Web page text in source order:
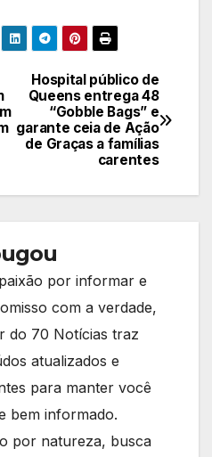
Hospital público de
Queens entrega 48
“Gobble Bags” e
garante ceia de Ação
de Graças a famílias
carentes
por informar e
com a verdade,
do 70 Notícias traz
atualizados e
para manter você
bem informado.
por natureza, busca